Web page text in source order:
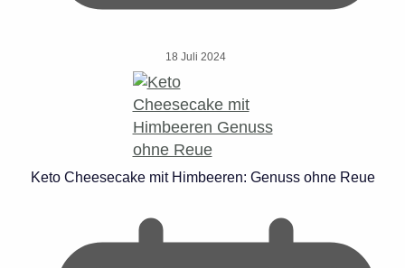
18 Juli 2024
Keto Cheesecake mit Himbeeren: Genuss ohne Reue